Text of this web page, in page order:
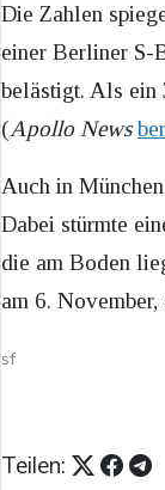
Die Zahlen
einer Berliner S-
belästigt. Als ein
(Apollo News
Auch in
Dabei stürmte
die am Boden
am 6.
sf
Teilen: